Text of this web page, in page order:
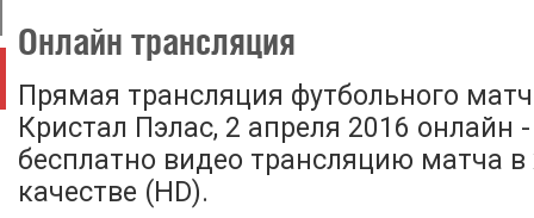
Онлайн трансляция
Прямая трансляция футбольного
Кристал Пэлас, 2 апреля 2016 онлайн
бесплатно видео трансляцию матча
качестве (HD).